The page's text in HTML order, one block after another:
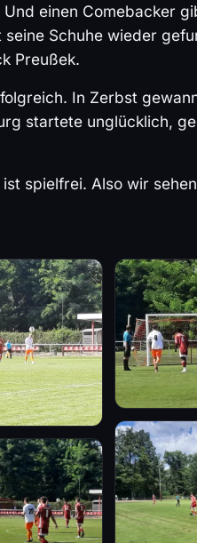
einen Comebacker
Schuhe wieder
Preußek.
In Zerbst
startete unglücklich,
spielfrei. Also wir